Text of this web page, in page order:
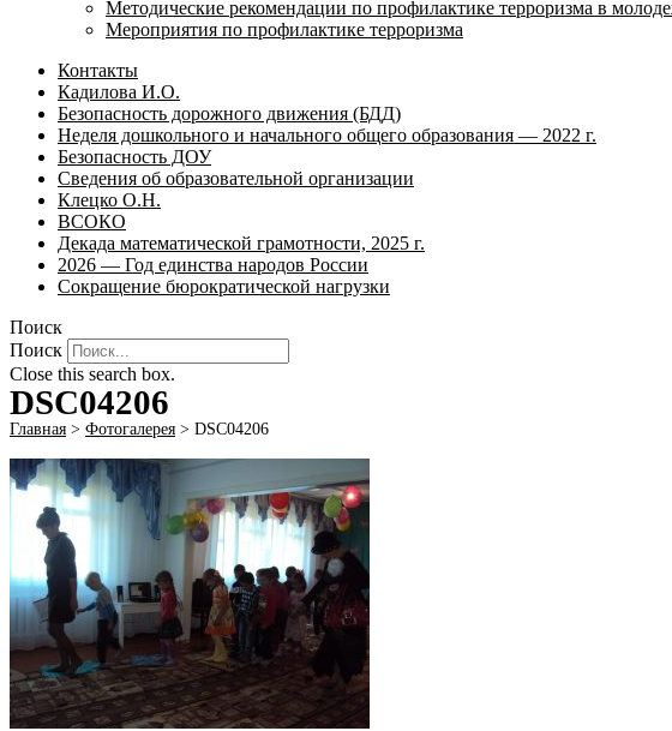
Методические рекомендации по профилактике терроризма в
Мероприятия по профилактике терроризма
Контакты
Кадилова И.О.
Безопасность дорожного движения (БДД)
Неделя дошкольного и начального общего образования — 2022 г.
Безопасность ДОУ
Сведения об образовательной организации
Клецко О.Н.
ВСОКО
Декада математической грамотности, 2025 г.
2026 — Год единства народов России
Сокращение бюрократической нагрузки
Поиск
Поиск
Close this search box.
DSC04206
Главная > Фотогалерея > DSC04206